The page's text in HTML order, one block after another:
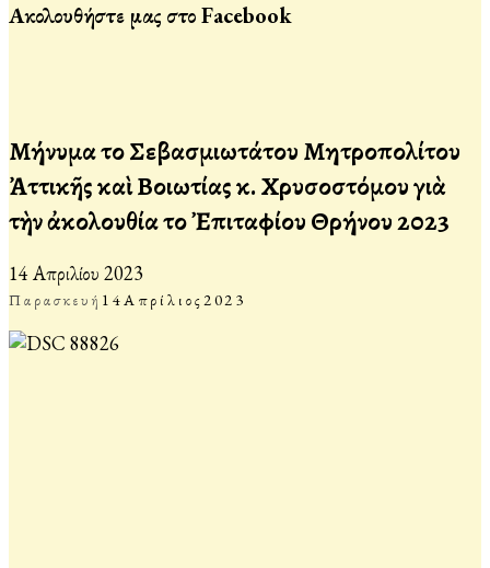
Ακολουθήστε μας στο Facebook
Μήνυμα τοῦ Σεβασμιωτάτου Μητροπολίτου
Ἀττικῆς καὶ Βοιωτίας κ. Χρυσοστόμου γιὰ
τὴν ἀκολουθία τοῦ Ἐπιταφίου Θρήνου 2023
14 Απριλίου 2023
Παρασκευή 14Απρίλιος2023